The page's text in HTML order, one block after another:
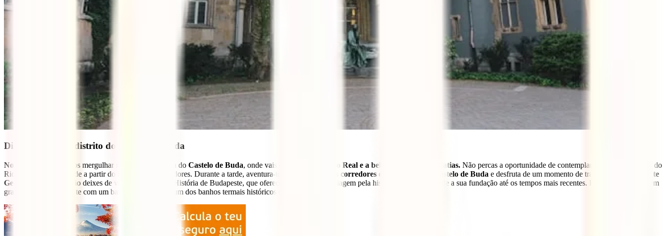
Dia 2: Explora o distrito do Castelo de Buda
No segundo dia , vamos mergulhar na riqueza histórica do Castelo de Buda, onde vais encontrar o Palácio Real e a belíssima Igreja de Matias. Não percas a oportunidade de contemplar a vista panorâmica do
Rio Danúbio e da cidade a partir do Bastião dos Pescadores. Durante a tarde, aventura-te pelos enigmáticos corredores do Labirinto do Castelo de Buda e desfruta de um momento de tranquilidade no
Monte
Gellért.
Além disso, não deixes de visitar o Museu de História de Budapeste, que oferece uma fascinante viagem pela história da cidade, desde a sua fundação até os tempos mais recentes. Para encerrar o dia em
grande estilo, revigora-te com um banho relaxante em um dos banhos termais históricos de Budapeste.